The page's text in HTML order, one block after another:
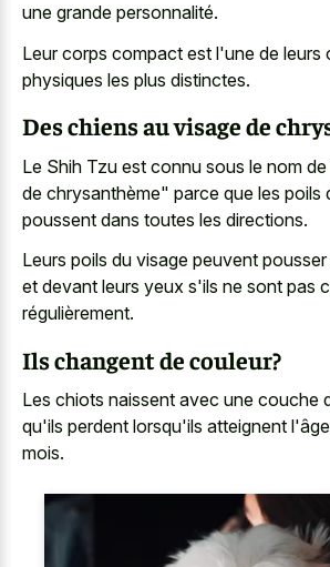
une grande personnalité.
Leur corps compact est l'une de leurs
physiques les plus distinctes.
Des chiens au visage de
Le Shih Tzu est connu sous le nom
de chrysanthème" parce que les poils
poussent dans toutes les directions.
Leurs poils du visage peuvent
et devant leurs yeux s'ils ne sont pas
régulièrement.
Ils changent de couleur?
Les chiots naissent avec une couche
qu'ils perdent lorsqu'ils atteignent
mois.